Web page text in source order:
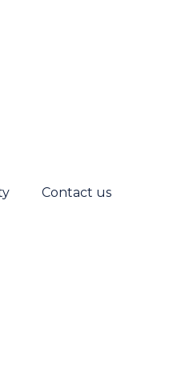
Contact us